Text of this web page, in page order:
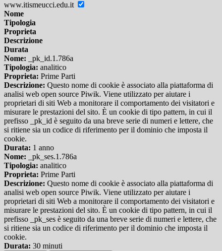
www.itismeucci.edu.it
Nome
Tipologia
Proprieta
Descrizione
Durata
Nome: _pk_id.1.786a
Tipologia: analitico
Proprieta: Prime Parti
Descrizione: Questo nome di cookie è associato alla piattaforma di
analisi web open source Piwik. Viene utilizzato per aiutare i
proprietari di siti Web a monitorare il comportamento dei visitatori e
misurare le prestazioni del sito. È un cookie di tipo pattern, in cui il
prefisso _pk_id è seguito da una breve serie di numeri e lettere, che
si ritiene sia un codice di riferimento per il dominio che imposta il
cookie.
Durata: 1 anno
Nome: _pk_ses.1.786a
Tipologia: analitico
Proprieta: Prime Parti
Descrizione: Questo nome di cookie è associato alla piattaforma di
analisi web open source Piwik. Viene utilizzato per aiutare i
proprietari di siti Web a monitorare il comportamento dei visitatori e
misurare le prestazioni del sito. È un cookie di tipo pattern, in cui il
prefisso _pk_ses è seguito da una breve serie di numeri e lettere, che
si ritiene sia un codice di riferimento per il dominio che imposta il
cookie.
Durata: 30 minuti